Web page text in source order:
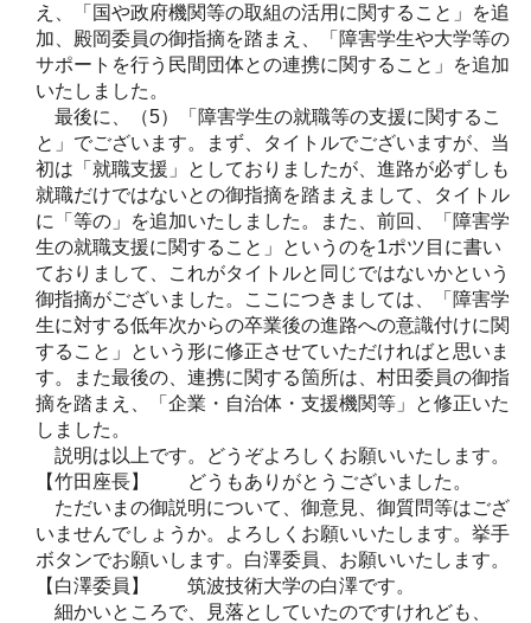
え、「国や政府機関等の取組の活用に関すること」を追
加、殿岡委員の御指摘を踏まえ、「障害学生や大学等の
サポートを行う民間団体との連携に関すること」を追加
いたしました。
最後に、（5）「障害学生の就職等の支援に関するこ
と」でございます。まず、タイトルでございますが、当
初は「就職支援」としておりましたが、進路が必ずしも
就職だけではないとの御指摘を踏まえまして、タイトル
に「等の」を追加いたしました。また、前回、「障害学
生の就職支援に関すること」というのを1ポツ目に書い
ておりまして、これがタイトルと同じではないかという
御指摘がございました。ここにつきましては、「障害学
生に対する低年次からの卒業後の進路への意識付けに関
すること」という形に修正させていただければと思いま
す。また最後の、連携に関する箇所は、村田委員の御指
摘を踏まえ、「企業・自治体・支援機関等」と修正いた
しました。
説明は以上です。どうぞよろしくお願いいたします。
【竹田座長】 どうもありがとうございました。
ただいまの御説明について、御意見、御質問等はござ
いませんでしょうか。よろしくお願いいたします。挙手
ボタンでお願いします。白澤委員、お願いいたします。
【白澤委員】 筑波技術大学の白澤です。
細かいところで、見落としていたのですけれども、